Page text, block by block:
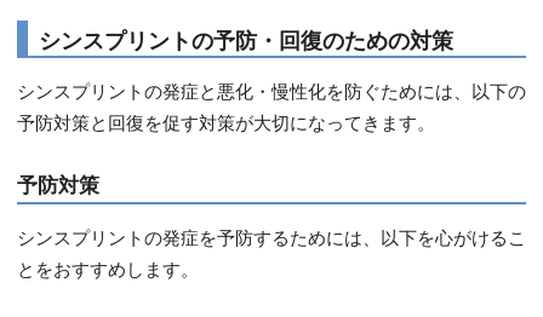
シンスプリントの予防・回復のための対策
シンスプリントの発症と悪化・慢性化を防ぐためには、以下の
予防対策と回復を促す対策が大切になってきます。
予防対策
シンスプリントの発症を予防するためには、以下を心がけるこ
とをおすすめします。